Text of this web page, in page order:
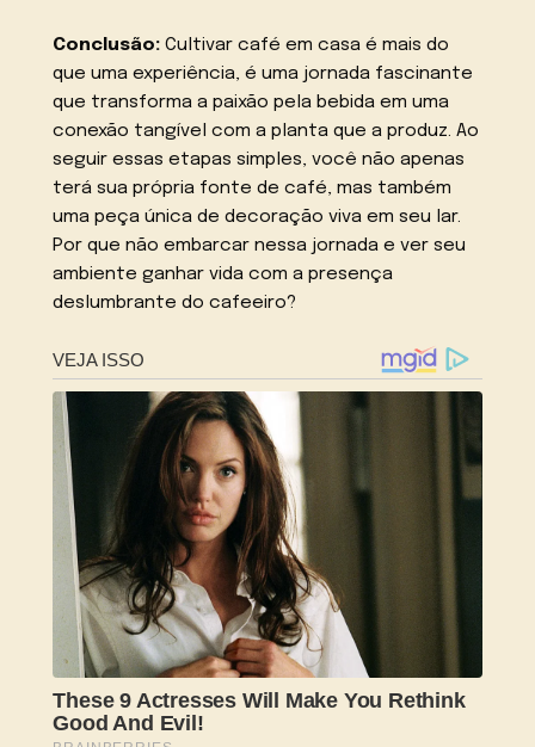
Conclusão: Cultivar café em casa é mais do
que uma experiência, é uma jornada fascinante
que transforma a paixão pela bebida em uma
conexão tangível com a planta que a produz. Ao
seguir essas etapas simples, você não apenas
terá sua própria fonte de café, mas também
uma peça única de decoração viva em seu lar.
Por que não embarcar nessa jornada e ver seu
ambiente ganhar vida com a presença
deslumbrante do cafeeiro?